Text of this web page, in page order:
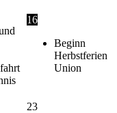
16
Beginn
Herbstferien
Union
23